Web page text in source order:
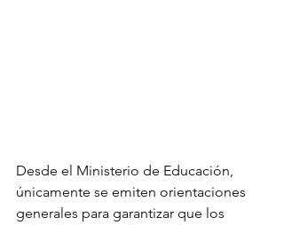
Desde el Ministerio de Educación,
únicamente se emiten orientaciones
generales para garantizar que los